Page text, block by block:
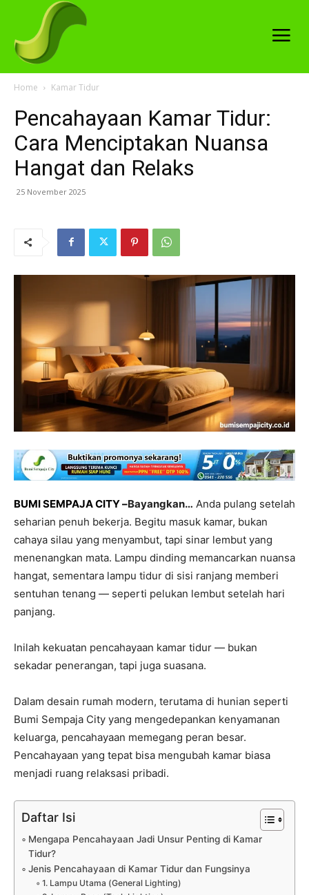
Home Kamar Tidur
Pencahayaan Kamar Tidur:
Cara Menciptakan Nuansa
Hangat dan Relaks
25 November 2025
BUMI SEMPAJA CITY –Bayangkan… Anda pulang setelah
seharian penuh bekerja. Begitu masuk kamar, bukan
cahaya silau yang menyambut, tapi sinar lembut yang
menenangkan mata. Lampu dinding memancarkan nuansa
hangat, sementara lampu tidur di sisi ranjang memberi
sentuhan tenang — seperti pelukan lembut setelah hari
panjang.
Inilah kekuatan pencahayaan kamar tidur — bukan
sekadar penerangan, tapi juga suasana.
Dalam desain rumah modern, terutama di hunian seperti
Bumi Sempaja City yang mengedepankan kenyamanan
keluarga, pencahayaan memegang peran besar.
Pencahayaan yang tepat bisa mengubah kamar biasa
menjadi ruang relaksasi pribadi.
Daftar Isi
Mengapa Pencahayaan Jadi Unsur Penting di Kamar
Tidur?
Jenis Pencahayaan di Kamar Tidur dan Fungsinya
1. Lampu Utama (General Lighting)